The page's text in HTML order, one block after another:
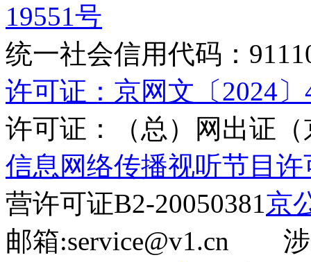
19551号
统一社会信用代码：
许可证：京网文〔2024〕
许可证：（总）网出证（
信息网络传播视听节目许
营许可证B2-20050381京
邮箱:service@v1.cn 涉